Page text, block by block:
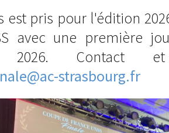
est pris pour l'édition
avec une première
2026. Contact
strasbourg.fr